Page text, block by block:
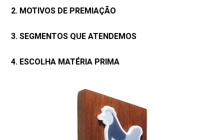
2. MOTIVOS DE PREMIAÇÃO
3. SEGMENTOS QUE ATENDEMOS
4. ESCOLHA MATÉRIA PRIMA